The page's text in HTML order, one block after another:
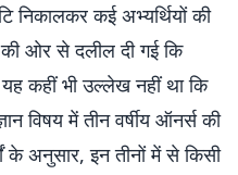
निकालकर कई अभ्यर्थियों की
की ओर से दलील दी गई कि
यह कहीं भी उल्लेख नहीं था कि
विषय में तीन वर्षीय ऑनर्स की
के अनुसार, इन तीनों में से किसी